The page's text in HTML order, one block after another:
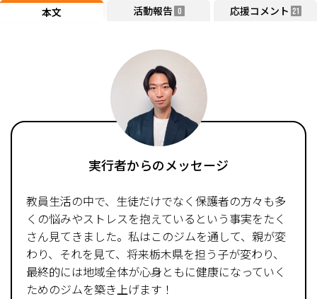
本文 活動報告 0 応援コメント 21
実行者からのメッセージ
教員生活の中で、生徒だけでなく保護者の方々も多
くの悩みやストレスを抱えているという事実をたく
さん見てきました。私はこのジムを通して、親が変
わり、それを見て、将来栃木県を担う子が変わり、
最終的には地域全体が心身ともに健康になっていく
ためのジムを築き上げます！